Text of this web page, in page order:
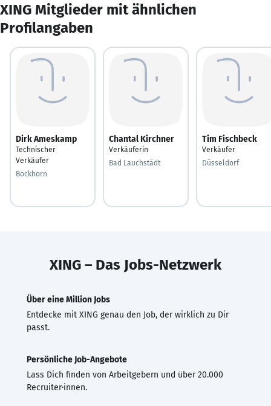
XING Mitglieder mit ähnlichen
Profilangaben
Dirk Ameskamp
Technischer
Verkäufer
Bockhorn
Chantal Kirchner
Verkäuferin
Bad Lauchstädt
Tim Fischbeck
Verkäufer
Düsseldorf
XING – Das Jobs-Netzwerk
Über eine Million Jobs
Entdecke mit XING genau den Job, der wirklich zu Dir
passt.
Persönliche Job-Angebote
Lass Dich finden von Arbeitgebern und über 20.000
Recruiter·innen.